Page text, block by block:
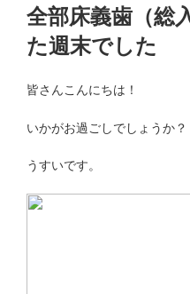
稿
日:
全部床義歯（総
た週末でした
皆さんこんにちは！
いかがお過ごしでしょうか？
うすいです。